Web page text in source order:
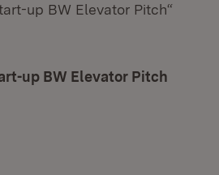
up BW Elevator Pitch“
up BW Elevator Pitch